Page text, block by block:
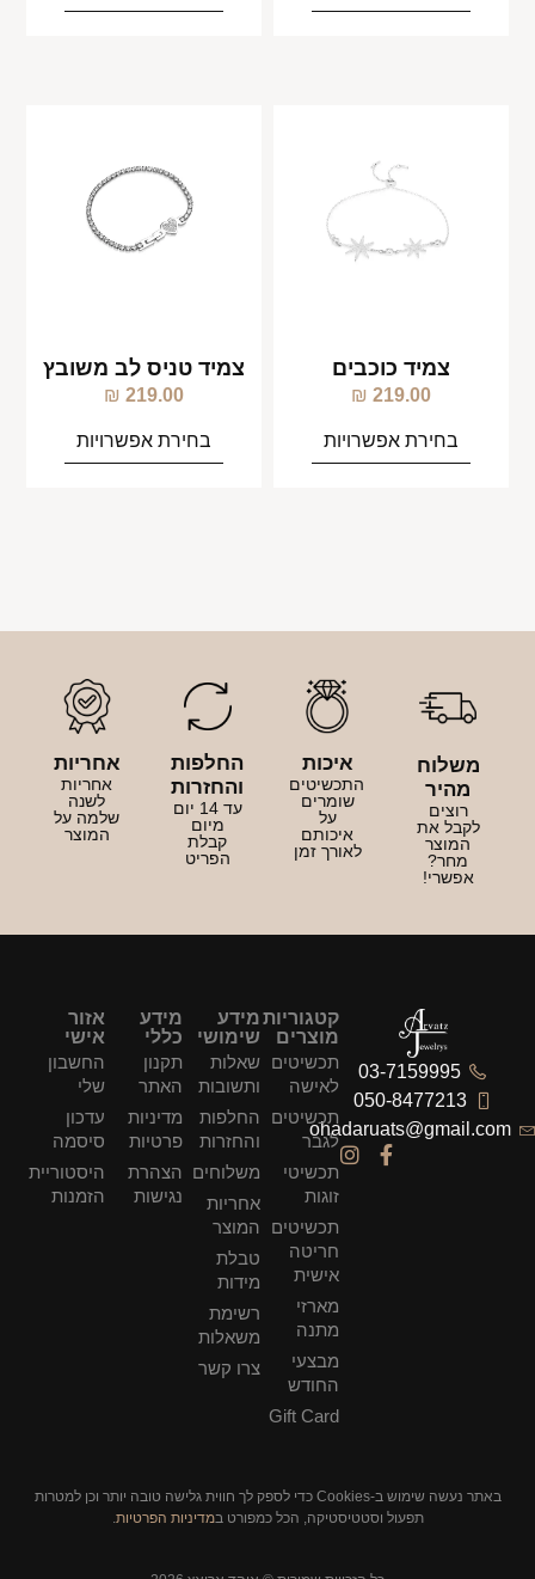
צמיד כוכבים
219.00
₪
בחירת אפשרויות
צמיד טניס לב משובץ
219.00
₪
בחירת אפשרויות
משלוח
מהיר
רוצים
לקבל את
המוצר
מחר?
אפשרי!
איכות
התכשיטים
שומרים
על
איכותם
לאורך זמן
החלפות
והחזרות
עד 14 יום
מיום
קבלת
הפריט
אחריות
אחריות
לשנה
שלמה על
המוצר
03-7159995
050-8477213
ohadaruats@gmail.com
קטגוריות
מוצרים
תכשיטים
לאישה
תכשיטים
לגבר
תכשיטי
זוגות
תכשיטים
חריטה
אישית
מארזי
מתנה
מבצעי
החודש
Gift Card
מידע
שימושי
שאלות
ותשובות
החלפות
והחזרות
משלוחים
אחריות
המוצר
טבלת
מידות
רשימת
משאלות
צרו קשר
מידע
כללי
תקנון
האתר
מדיניות
פרטיות
הצהרת
נגישות
אזור
אישי
החשבון
שלי
עדכון
סיסמה
היסטוריית
הזמנות
באתר נעשה שימוש ב-Cookies כדי לספק לך חווית גלישה טובה יותר וכן למטרות
תפעול וסטטיסטיקה, הכל כמפורט במדיניות הפרטיות.